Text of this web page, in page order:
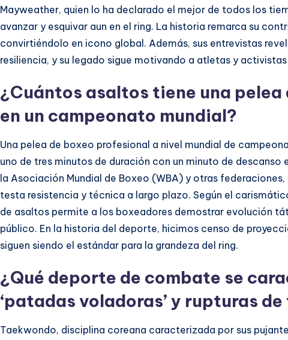
Mayweather, quien lo ha declarado el mejor de todos los
avanzar y esquivar aun en el ring. La historia remarca su
convirtiéndolo en icono global. Además, sus entrevistas
resiliencia, y su legado sigue motivando a atletas y
¿Cuántos asaltos tiene una
en un campeonato mundial?
Una pelea de boxeo profesional a nivel mundial de
uno de tres minutos de duración con un minuto de
la Asociación Mundial de Boxeo (WBA) y otras
testa resistencia y técnica a largo plazo. Según el
de asaltos permite a los boxeadores demostrar evolución
público. En la historia del deporte, hicimos censo de
siguen siendo el estándar para la grandeza del ring.
¿Qué deporte de combate se
‘patadas voladoras’ y rupturas
Taekwondo, disciplina coreana caracterizada por sus